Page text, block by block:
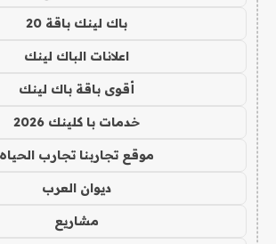
باك لينك باقة 20
اعلانات الباك لينك
أقوى باقة باك لينك
خدمات با كلينك 2026
موقع تجاربنا تجارب الحياه
ديوان العرب
مشاريع